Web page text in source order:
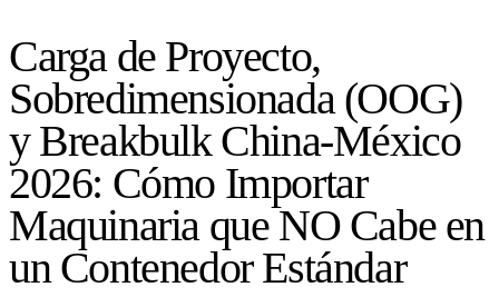
Carga de Proyecto,
Sobredimensionada (OOG)
y Breakbulk China-México
2026: Cómo Importar
Maquinaria que NO Cabe en
un Contenedor Estándar